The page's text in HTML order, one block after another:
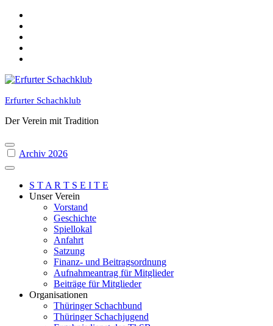
Skip
content
Erfurter Schachklub
Der Verein mit Tradition
Archiv 2026
S T A R T S E I T E
Unser Verein
Vorstand
Geschichte
Spiellokal
Anfahrt
Satzung
Finanz- und Beitragsordnung
Aufnahmeantrag für Mitglieder
Beiträge für Mitglieder
Organisationen
Thüringer Schachbund
Thüringer Schachjugend